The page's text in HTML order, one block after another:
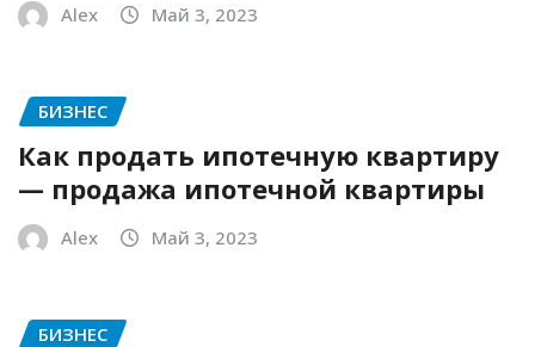
Alex Май 3, 2023
БИЗНЕС
Как продать ипотечную квартиру
— продажа ипотечной квартиры
Alex Май 3, 2023
БИЗНЕС